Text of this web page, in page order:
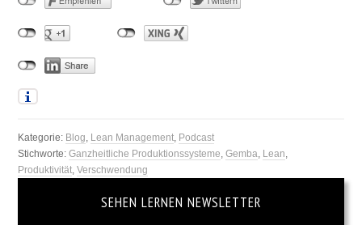
Kategorie: Blog Lean Management Podcast
Stichworte:Ganzheitliche Produktionssysteme ,Gemba Lean
Produktivität ,Verschwendung
SEHEN LERNEN NEWSLETTER